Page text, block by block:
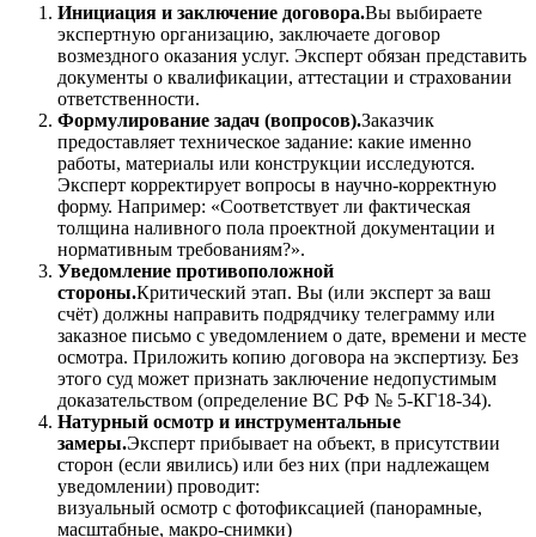
Инициация и заключение договора.Вы выбираете
экспертную организацию, заключаете договор
возмездного оказания услуг. Эксперт обязан представить
документы о квалификации, аттестации и страховании
ответственности.
Формулирование задач (вопросов).Заказчик
предоставляет техническое задание: какие именно
работы, материалы или конструкции исследуются.
Эксперт корректирует вопросы в научно-корректную
форму. Например: «Соответствует ли фактическая
толщина наливного пола проектной документации и
нормативным требованиям?».
Уведомление противоположной
стороны.Критический этап. Вы (или эксперт за ваш
счёт) должны направить подрядчику телеграмму или
заказное письмо с уведомлением о дате, времени и месте
осмотра. Приложить копию договора на экспертизу. Без
этого суд может признать заключение недопустимым
доказательством (определение ВС РФ № 5-КГ18-34).
Натурный осмотр и инструментальные
замеры.Эксперт прибывает на объект, в присутствии
сторон (если явились) или без них (при надлежащем
уведомлении) проводит:
визуальный осмотр с фотофиксацией (панорамные,
масштабные, макро-снимки)